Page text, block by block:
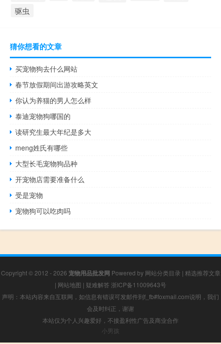
驱虫
猜你想看的文章
买宠物狗去什么网站
春节放假期间出游攻略英文
你认为养猫的男人怎么样
泰迪宠物狗哪国的
读研究生最大年纪是多大
meng姓氏有哪些
大型长毛宠物狗品种
开宠物店需要准备什么
受是宠物
宠物狗可以吃肉吗
Copyright © 2012 - 2026 宠物用品批发网 Powered by 网站分类目录 | 精选推荐文章
| 网站地图 | 疑难解答 浙ICP备11009643号
声明：本站内容来自互联网，如信息有错误可发邮件到f_fb#foxmail.com说明，我们
会及时纠正，谢谢
本站仅为个人兴趣爱好，不接盈利性广告及商业合作
小男孩